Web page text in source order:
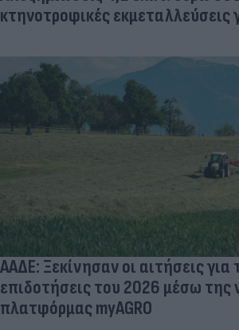
κτηνοτροφικές εκμεταλλεύσεις
ΑΑΔΕ: Ξεκίνησαν οι αιτήσεις για
επιδοτήσεις του 2026 μέσω της
πλατφόρμας myAGRO